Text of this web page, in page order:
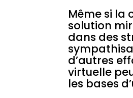
Même si la
solution
dans des
d’autres
virtuelle
les bases